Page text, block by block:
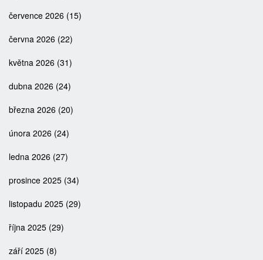
července 2026 (15)
června 2026 (22)
května 2026 (31)
dubna 2026 (24)
března 2026 (20)
února 2026 (24)
ledna 2026 (27)
prosince 2025 (34)
listopadu 2025 (29)
října 2025 (29)
září 2025 (8)